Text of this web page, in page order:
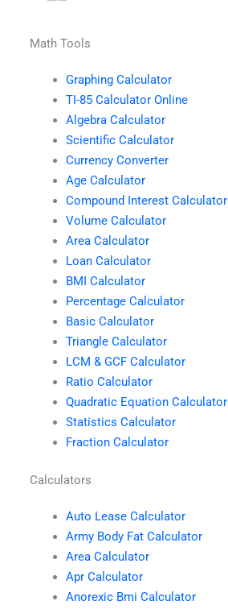
Math Tools
Graphing Calculator
TI-85 Calculator Online
Algebra Calculator
Scientific Calculator
Currency Converter
Age Calculator
Compound Interest Calculator
Volume Calculator
Area Calculator
Loan Calculator
BMI Calculator
Percentage Calculator
Basic Calculator
Triangle Calculator
LCM & GCF Calculator
Ratio Calculator
Quadratic Equation Calculator
Statistics Calculator
Fraction Calculator
Calculators
Auto Lease Calculator
Army Body Fat Calculator
Area Calculator
Apr Calculator
Anorexic Bmi Calculator